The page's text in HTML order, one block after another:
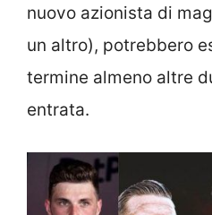
nuovo azionista di
un altro), potrebbero
termine almeno altre
entrata.